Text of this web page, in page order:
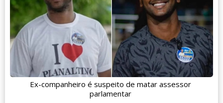
Ex-companheiro é suspeito de matar assessor
parlamentar